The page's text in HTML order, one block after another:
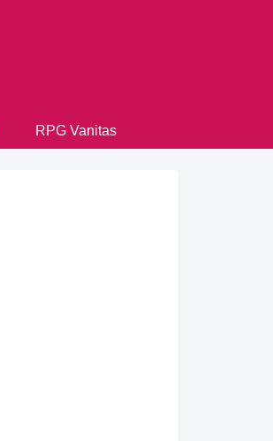
RPG Vanitas